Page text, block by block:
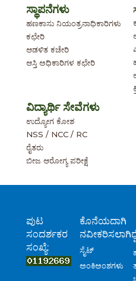
ಸ್ಥಾಪನೆಗಳು
ಹಣಕಾಸು ನಿಯಂತ್ರನಾಧಿಕಾರಿಗಳು
ಕಛೇರಿ
ಆಡಳಿತ ಕಚೇರಿ
ಆಸ್ತಿ ಅಧಿಕಾರಿಗಳ ಕಛೇರಿ
ವಿದ್ಯಾರ್ಥಿ ಸೇವೆಗಳು
ಉದ್ಯೋಗ ಕೋಶ
NSS / NCC / RC
ರೈತರು
ಬೀಜ ಆರೋಗ್ಯ ಪರೀಕ್ಷೆ
ಪುಟ
ಸಂದರ್ಶಕರ
ಸಂಖ್ಯೆ:
ಕೊನೆಯದಾಗಿ
ಸೈಟ್
ಅಂಕಿಅಂಶಗಳು